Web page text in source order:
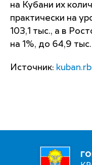
на Кубани их
практически на
103,1 тыс., а в
на 1%, до 64,9 тыс.
Источник: